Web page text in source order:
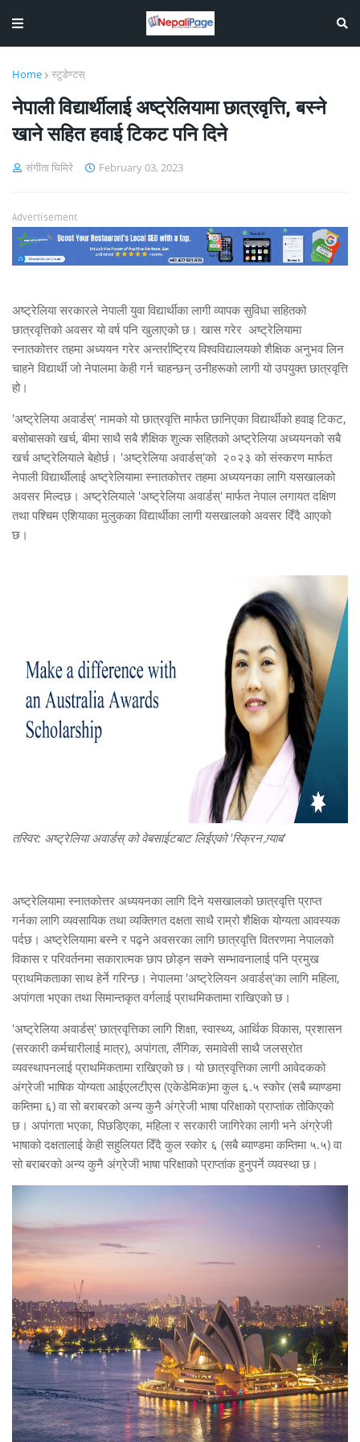
Home स्टुडेण्टस्
नेपाली विद्यार्थीलाई अष्ट्रेलियामा छात्रवृत्ति, बस्ने
खाने सहित हवाई टिकट पनि दिने
संगीता घिमिरे February 03, 2023
Advertisement
अष्ट्रेलिया सरकारले नेपाली युवा विद्यार्थीका लागी व्यापक सुविधा सहितको
छात्रवृत्तिको अवसर यो वर्ष पनि खुलाएको छ। खास गरेर अष्ट्रेलियामा
स्नातकोत्तर तहमा अध्ययन गरेर अन्तर्राष्ट्रिय विश्वविद्यालयको शैक्षिक अनुभव लिन
चाहने विद्यार्थी जो नेपालमा केही गर्न चाहन्छन् उनीहरूको लागी यो उपयुक्त छात्रवृत्ति
हो।
'अष्ट्रेलिया अवार्डस्' नामको यो छात्रवृत्ति मार्फत छानिएका विद्यार्थीको हवाइ टिकट,
बसोबासको खर्च, बीमा साथै सबै शैक्षिक शुल्क सहितको अष्ट्रेलिया अध्ययनको सबै
खर्च अष्ट्रेलियाले बेहोर्छ। 'अष्ट्रेलिया अवार्डस्'को २०२३ को संस्करण मार्फत
नेपाली विद्यार्थीलाई अष्ट्रेलियामा स्नातकोत्तर तहमा अध्ययनका लागि यसखालको
अवसर मिल्दछ। अष्ट्रेलियाले 'अष्ट्रेलिया अवार्डस्' मार्फत नेपाल लगायत दक्षिण
तथा पश्चिम एशियाका मुलुकका विद्यार्थीका लागी यसखालको अवसर दिँदै आएको
छ।
तस्विर: अष्ट्रेलिया अवार्डस् को वेबसाईटबाट लिईएको 'स्क्रिन ग्र्याब'
अष्ट्रेलियामा स्नातकोत्तर अध्ययनका लागि दिने यसखालको छात्रवृत्ति प्राप्त
गर्नका लागि व्यवसायिक तथा व्यक्तिगत दक्षता साथै राम्रो शैक्षिक योग्यता आवस्यक
पर्दछ। अष्ट्रेलियामा बस्ने र पढ्ने अवसरका लागि छात्रवृत्ति वितरणमा नेपालको
विकास र परिवर्तनमा सकारात्मक छाप छोड्न सक्ने सम्भावनालाई पनि प्रमुख
प्राथमिकताका साथ हेर्ने गरिन्छ। नेपालमा 'अष्ट्रेलियन अवार्डस्'का लागि महिला,
अपांगता भएका तथा सिमान्तकृत वर्गलाई प्राथमिकतामा राखिएको छ।
'अष्ट्रेलिया अवार्डस्' छात्रवृत्तिका लागि शिक्षा, स्वास्थ्य, आर्थिक विकास, प्रशासन
(सरकारी कर्मचारीलाई मात्र), अपांगता, लैंगिक, समावेसी साथै जलस्रोत
व्यवस्थापनलाई प्राथमिकतामा राखिएको छ। यो छात्रवृत्तिका लागी आवेदकको
अंग्रेजी भाषिक योग्यता आईएलटीएस (एकेडेमिक)मा कुल ६.५ स्कोर (सबै ब्याण्डमा
कम्तिमा ६) वा सो बराबरको अन्य कुनै अंग्रेजी भाषा परिक्षाको प्राप्तांक तोकिएको
छ। अपांगता भएका, पिछडिएका, महिला र सरकारी जागिरेका लागी भने अंग्रेजी
भाषाको दक्षतालाई केही सहुलियत दिँदै कुल स्कोर ६ (सबै ब्याण्डमा कम्तिमा ५.५) वा
सो बराबरको अन्य कुनै अंग्रेजी भाषा परिक्षाको प्राप्तांक हुनुपर्ने व्यवस्था छ।